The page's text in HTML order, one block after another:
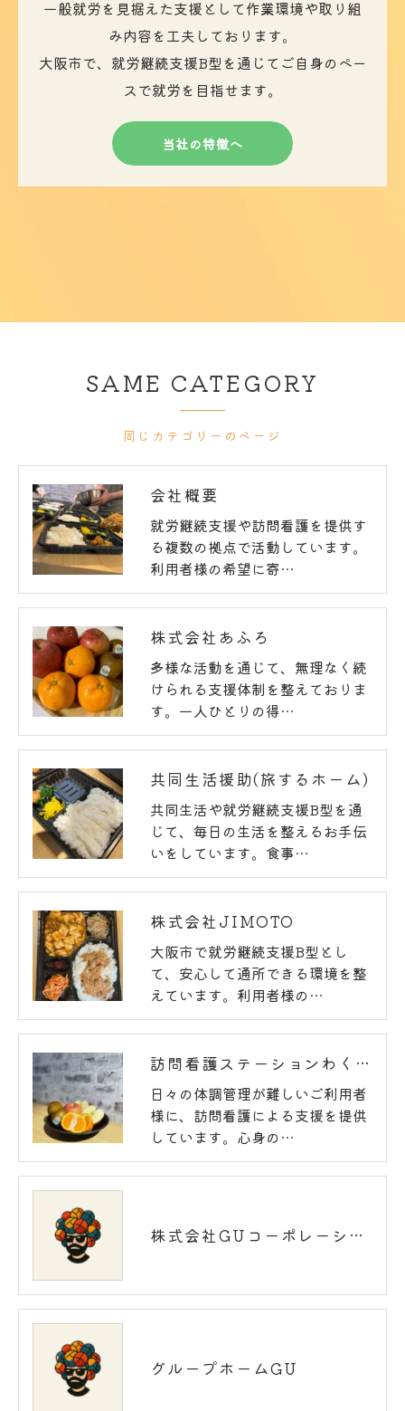
一般就労を見据えた支援として作業環境や取り組
み内容を工夫しております。
大阪市で、就労継続支援B型を通じてご自身のペー
スで就労を目指せます。
当社の特徴へ
同じカテゴリーのページ
SAME CATEGORY
会社概要
就労継続支援や訪問看護を提供す
る複数の拠点で活動しています。
利用者様の希望に寄…
株式会社あふろ
多様な活動を通じて、無理なく続
けられる支援体制を整えておりま
す。一人ひとりの得…
共同生活援助(旅するホーム)
共同生活や就労継続支援B型を通
じて、毎日の生活を整えるお手伝
いをしています。食事…
株式会社JIMOTO
大阪市で就労継続支援B型とし
て、安心して通所できる環境を整
えています。利用者様の…
訪問看護ステーションわくわく
日々の体調管理が難しいご利用者
様に、訪問看護による支援を提供
しています。心身の…
株式会社GUコーポレーション
グループホームGU